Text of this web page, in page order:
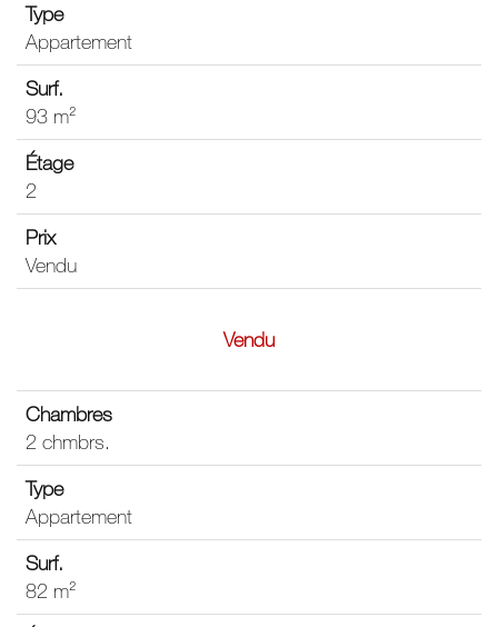
Appartement
93 m²
2
Vendu
Vendu
2 chmbrs.
Appartement
82 m²